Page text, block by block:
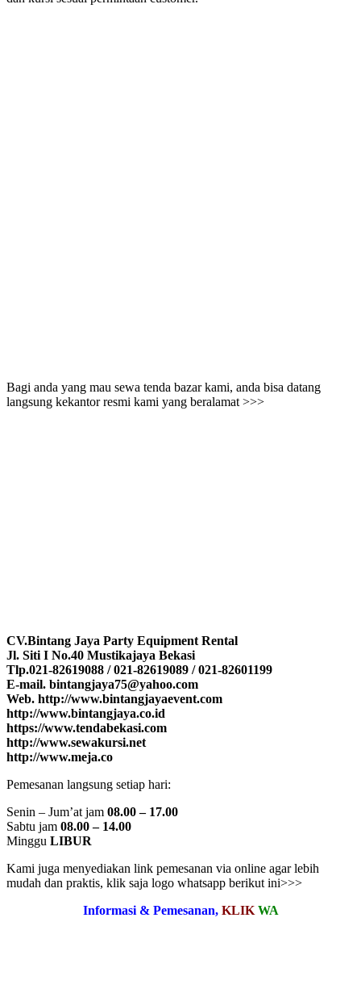
Bagi anda yang mau sewa tenda bazar kami, anda bisa datang
langsung kekantor resmi kami yang beralamat >>>
CV.Bintang Jaya Party Equipment Rental
Jl. Siti I No.40 Mustikajaya Bekasi
Tlp.021-82619088 / 021-82619089 / 021-82601199
E-mail. bintangjaya75@yahoo.com
Web. http://www.bintangjayaevent.com
http://www.bintangjaya.co.id
https://www.tendabekasi.com
http://www.sewakursi.net
http://www.meja.co
Pemesanan langsung setiap hari:
Senin – Jum’at jam 08.00 – 17.00
Sabtu jam 08.00 – 14.00
Minggu LIBUR
Kami juga menyediakan link pemesanan via online agar lebih
mudah dan praktis, klik saja logo whatsapp berikut ini>>>
Informasi & Pemesanan, KLIK WA